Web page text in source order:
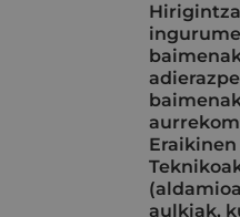
aulkiak,